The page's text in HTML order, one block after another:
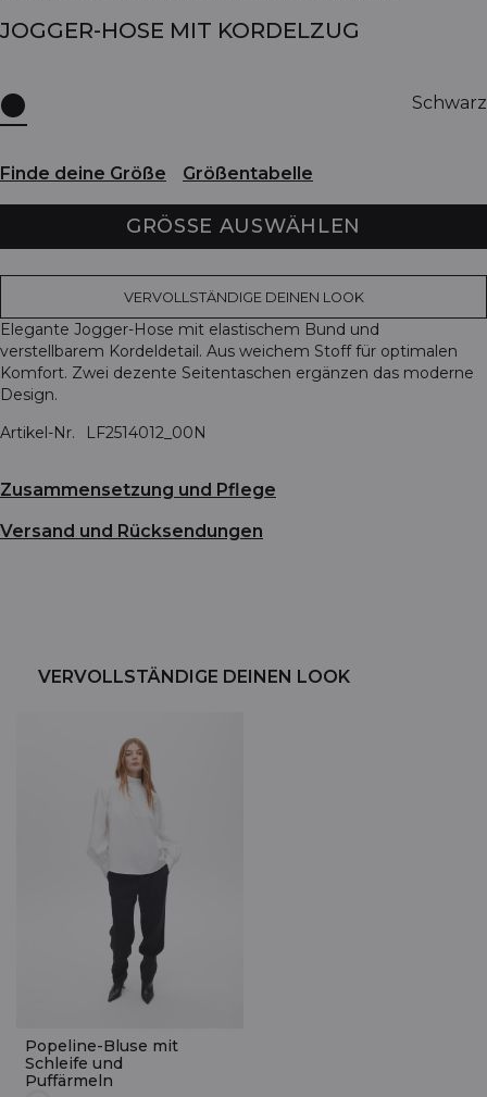
JOGGER-HOSE MIT KORDELZUG
Schwarz
Finde deine Größe Größentabelle
GRÖSSE AUSWÄHLEN
VERVOLLSTÄNDIGE DEINEN LOOK
Elegante Jogger-Hose mit elastischem Bund und
verstellbarem Kordeldetail. Aus weichem Stoff für optimalen
Komfort. Zwei dezente Seitentaschen ergänzen das moderne
Design.
Artikel-Nr.
LF2514012_00N
Zusammensetzung und Pflege
Versand und Rücksendungen
VERVOLLSTÄNDIGE DEINEN LOOK
Popeline-Bluse mit
Schleife und
Puffärmeln